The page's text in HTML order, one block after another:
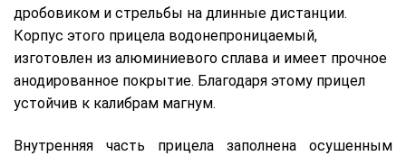
дробовиком и стрельбы на длинные дистанции.
Корпус этого прицела водонепроницаемый,
изготовлен из алюминиевого сплава и имеет прочное
анодированное покрытие. Благодаря этому прицел
устойчив к калибрам магнум.
Внутренняя часть прицела заполнена осушенным